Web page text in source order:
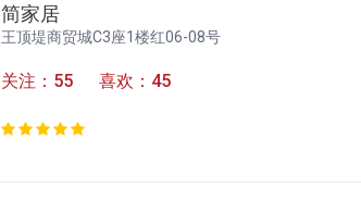
简家居
王顶堤商贸城C3座1楼红06-08号
关注：55 喜欢：45